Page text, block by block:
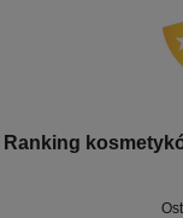
Ranking